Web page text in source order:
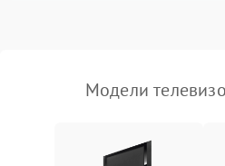
Модели